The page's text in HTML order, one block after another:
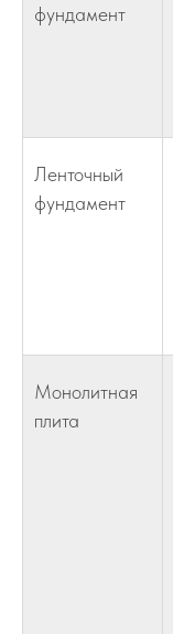
фундамент
Ленточный
фундамент
Монолитная
плита